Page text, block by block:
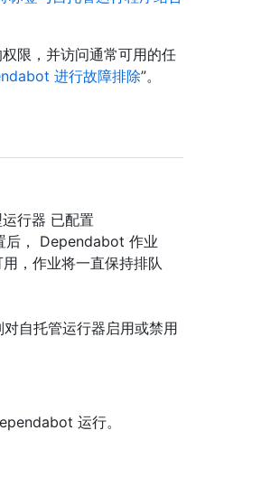
限，并访问通常可用的任
进行故障排除”。
行器 已配置
后， Dependabot 作业
，作业将一直保持排队
自托管运行器启用或禁用
运行。